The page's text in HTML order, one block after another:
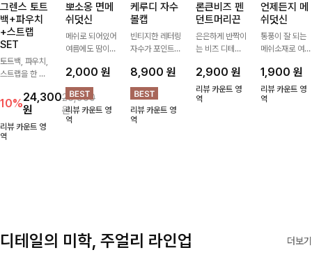
그렌스 토트
백+파우치
+스트랩
SET
토트백, 파우치,
스트랩을 한 번
ITEM활용도 높
게 어디에든 다
양하게 즐겨주세
요 ;)
10%24,300
원
26,900
원
리뷰 카운트 영
역
뽀소옹 면메
쉬덧신
메쉬로 되어있어
여름에도 땀이
음도 당당해지세
요:-)
2,000 원
리뷰 카운트 영
역
케루디 자수
볼캡
빈티지한 레터링
자수가 포인트가
에 자연스럽게
어우러지는 볼
캡!베이직한 컬
러와 깔끔한 쉐
입으로 캐주얼부
8,900원
리뷰 카운트 영
역
론큰비즈 펜
던트머리끈
은은하게 반짝이
는 비즈 디테일
트로 스타일에
센스를 더해주는
아이템, 탄탄한
2,900 원
리뷰 카운트 영
역
언제든지 메
쉬덧신
통풍이 잘 되는
메쉬소재로 여름
데일리로 신기
좋은 덧신이에요
^^
1,900원
리뷰 카운트 영
역
디테일의 미학, 주얼리 라인업 더보기